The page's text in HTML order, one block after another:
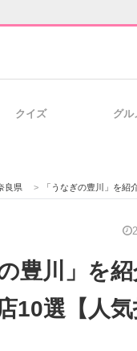
企業向けIT製品の総合サイト
クイズ グル
良県 > 「うなぎの豊川」を
の豊川」を
10選【人気